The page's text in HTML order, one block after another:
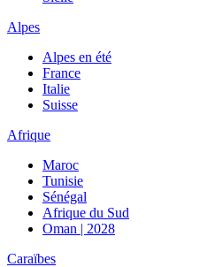
Alpes
Alpes en été
France
Italie
Suisse
Afrique
Maroc
Tunisie
Sénégal
Afrique du Sud
Oman | 2028
Caraïbes